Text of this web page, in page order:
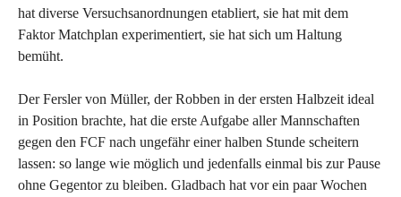
hat diverse Versuchsanordnungen etabliert, sie hat mit dem
Faktor Matchplan experimentiert, sie hat sich um Haltung
bemüht.
Der Fersler von Müller, der Robben in der ersten Halbzeit ideal
in Position brachte, hat die erste Aufgabe aller Mannschaften
gegen den FCF nach ungefähr einer halben Stunde scheitern
lassen: so lange wie möglich und jedenfalls einmal bis zur Pause
ohne Gegentor zu bleiben. Gladbach hat vor ein paar Wochen